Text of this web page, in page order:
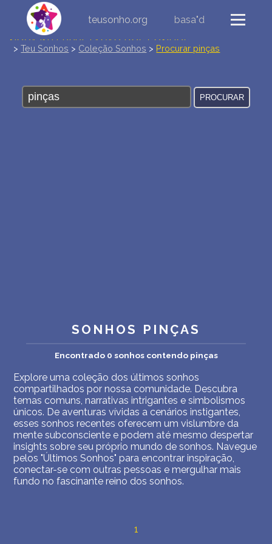
teusonho.org
basa"d
NOVA INTERPRETAÇÃO DOS SONHOS
DICIONÁRIO DE SÍMBOLOS DOS SONHOS
POLÍTICA DE PRIVACIDADE
1
>Teu Sonhos > Coleção Sonhos > Procurar pinças
SONHOS PINÇAS
Encontrado 0 sonhos contendo pinças
Explore uma coleção dos últimos sonhos
compartilhados por nossa comunidade. Descubra
temas comuns, narrativas intrigantes e simbolismos
únicos. De aventuras vívidas a cenários instigantes,
esses sonhos recentes oferecem um vislumbre da
mente subconsciente e podem até mesmo despertar
insights sobre seu próprio mundo de sonhos. Navegue
pelos "Últimos Sonhos" para encontrar inspiração,
conectar-se com outras pessoas e mergulhar mais
fundo no fascinante reino dos sonhos.
1